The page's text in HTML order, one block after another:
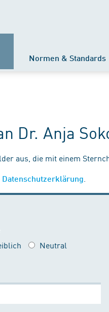
Normen & Standards
Dr. Anja
aus, die mit einem
Datenschutzerklärung
Neutral